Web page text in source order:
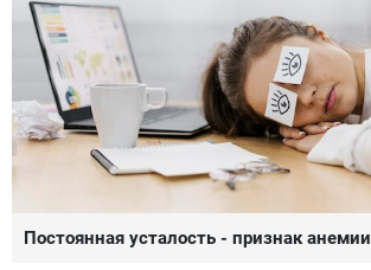
Постоянная усталость - признак анемии